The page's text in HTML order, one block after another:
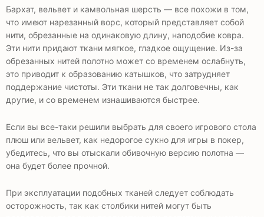
Бархат, вельвет и камвольная шерсть — все похожи в том,
что имеют нарезанный ворс, который представляет собой
нити, обрезанные на одинаковую длину, наподобие ковра.
Эти нити придают ткани мягкое, гладкое ощущение. Из-за
обрезанных нитей полотно может со временем ослабнуть,
это приводит к образованию катышков, что затрудняет
поддержание чистоты. Эти ткани не так долговечны, как
другие, и со временем изнашиваются быстрее.
Если вы все-таки решили выбрать для своего игрового стола
плюш или вельвет, как недорогое сукно для игры в покер,
убедитесь, что вы отыскали обивочную версию полотна —
она будет более прочной.
При эксплуатации подобных тканей следует соблюдать
осторожность, так как столбики нитей могут быть